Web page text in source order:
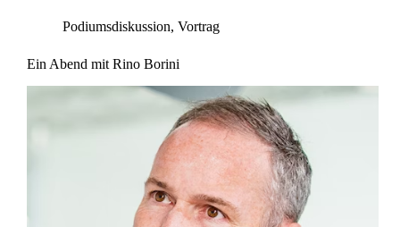
Podiumsdiskussion, Vortrag
Ein Abend mit Rino Borini